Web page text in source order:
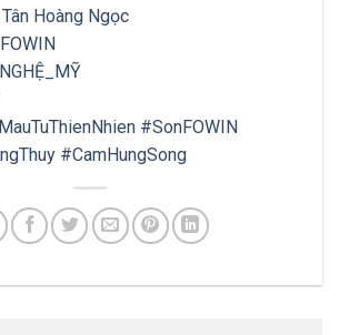
Hoàng Ngọc
#SonFOWIN
#CamHungSong